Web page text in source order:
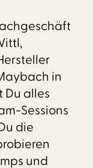
in
Du alles
Sessions
die
und